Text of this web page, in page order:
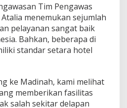
Tim Pengawas
Atalia menemukan sejumlah
pelayanan sangat baik
Bahkan, beberapa di
standar setara hotel
ke Madinah, kami melihat
memberikan fasilitas
salah sekitar delapan